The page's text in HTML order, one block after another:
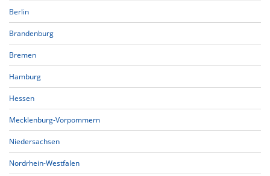
Berlin
Brandenburg
Bremen
Hamburg
Hessen
Mecklenburg-Vorpommern
Niedersachsen
Nordrhein-Westfalen